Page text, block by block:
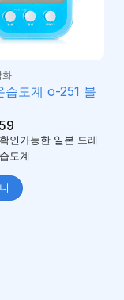
화
습도계 o-251 블
인가능한 일본 드레
도계